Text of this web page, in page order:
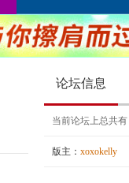
论坛信息
当前论坛上总共有
版主： xoxokelly